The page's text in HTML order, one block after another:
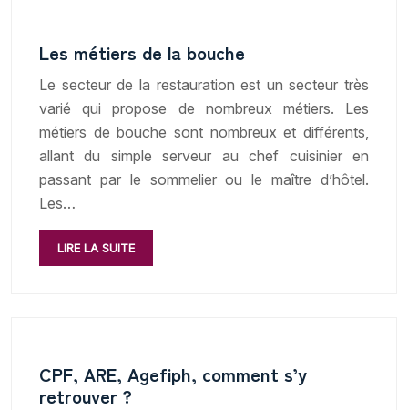
Les métiers de la bouche
Le secteur de la restauration est un secteur très
varié qui propose de nombreux métiers. Les
métiers de bouche sont nombreux et différents,
allant du simple serveur au chef cuisinier en
passant par le sommelier ou le maître d’hôtel.
Les…
LIRE LA SUITE
CPF, ARE, Agefiph, comment s’y
retrouver ?